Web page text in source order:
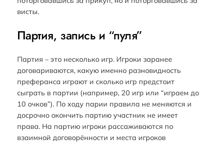
висты.
Партия, запись и “пуля”
Партия – это несколько игр. Игроки заранее
договариваются, какую именно разновидность
преферанса играют и сколько игр предстоит
сыграть в партии (например, 20 игр или “играем до
10 очков”). По ходу парии правила не меняются и
досрочно окончить партию участник не имеет
права. На партию игроки рассаживаются по
взаимной договорённости и места игроков